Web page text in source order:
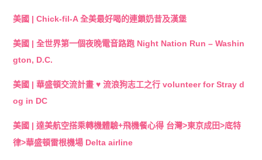
美國 | Chick-fil-A 全美最好喝的連鎖奶昔及漢堡
美國 | 全世界第一個夜晚電音路跑 Night Nation Run – Washin
gton, D.C.
美國 | 華盛頓交流計畫 ♥ 流浪狗志工之行 volunteer for Stray d
og in DC
美國 | 達美航空搭乘轉機體驗+飛機餐心得 台灣>東京成田>底特
律>華盛頓雷根機場 Delta airline